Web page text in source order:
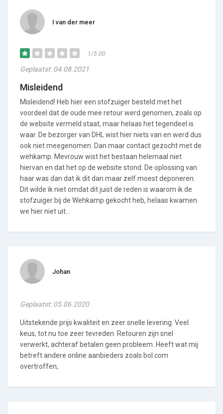
I van der meer
1/5.00
Geplaatst: 04.08.2021
Misleidend
Misleidend! Heb hier een stofzuiger besteld met het
voordeel dat de oude mee retour werd genomen, zoals op
de website vermeld staat, maar helaas het tegendeel is
waar. De bezorger van DHL wist hier niets van en werd dus
ook niet meegenomen. Dan maar contact gezocht met de
wehkamp. Mevrouw wist het bestaan helemaal niet
hiervan en dat het op de website stond. De oplossing van
haar was dan dat ik dit dan maar zelf moest deponeren.
Dit wilde ik niet omdat dit juist de reden is waarom ik de
stofzuiger bij de Wehkamp gekocht heb, helaas kwamen
we hier niet uit…
Johan
Geplaatst: 05.06.2020
Uitstekende prijs kwaliteit en zeer snelle levering. Veel
keus, tot nu toe zeer tevreden. Retouren zijn snel
verwerkt, achteraf betalen geen probleem. Heeft wat mij
betreft andere online aanbieders zoals bol.com
overtroffen,